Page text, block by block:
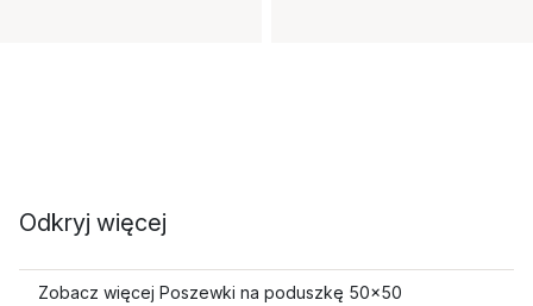
Odkryj więcej
Zobacz więcej Poszewki na poduszkę 50x50